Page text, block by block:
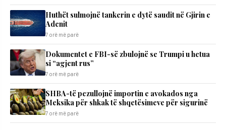
Huthët sulmojnë tankerin e dytë saudit në Gjirin e
Adenit
7 orë më parë
Dokumentet e FBI-së zbulojnë se Trumpi u hetua
si “agjent rus”
7 orë më parë
SHBA-të pezullojnë importin e avokados nga
Meksika për shkak të shqetësimeve për sigurinë
7 orë më parë